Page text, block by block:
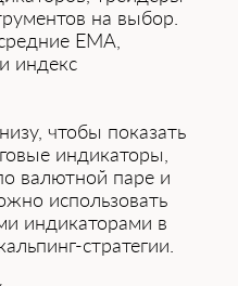
н͏а выбор.
EMA,
индекс
чтобы͏ показать
индикаторы,
валютной паре и
использовать
индикаторами в
стратегии.